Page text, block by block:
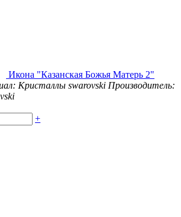
Икона "Казанская Божья Матерь 2"
Кристаллы swarovski Производитель:
+